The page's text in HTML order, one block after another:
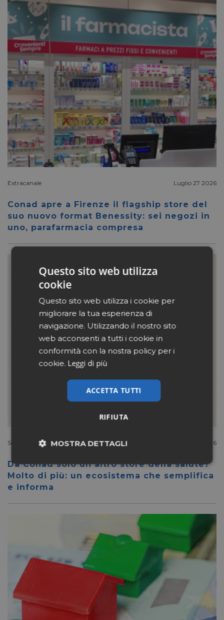
Extracanale Luglio 27 2026
Conad apre a Firenze il flagship store del
suo nuovo format Benessity: sei negozi in
uno, parafarmacia compresa
Scanner Longevity Luglio 27 2026
Da Conad solo un altro store della salute?
Molto di più: un ecosistema che semplifica
e informa
Questo sito web utilizza
cookie
Questo sito web utilizza i cookie per
migliorare la tua esperienza di
navigazione. Utilizzando il nostro sito
web acconsenti a tutti i cookie in
conformità con la nostra policy per i
cookie. Leggi di più
ACCETTA TUTTI
RIFIUTA
MOSTRA DETTAGLI
Necessari Marketing
Marketing Non classificati
I cookie necessari contribuiscono a rendere fruibile il
sito web abilitandone funzionalità di base quali la
navigazione sulle pagine e l'accesso alle aree
protette del sito. Il sito web non è in grado di